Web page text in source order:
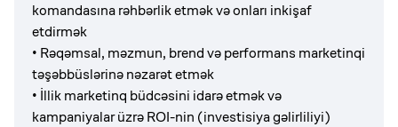
komandasına rəhbərlik etmək və onları inkişaf
etdirmək
• Rəqəmsal, məzmun, brend və performans marketinqi
təşəbbüslərinə nəzarət etmək
• İllik marketinq büdcəsini idarə etmək və
kampaniyalar üzrə ROI-nin (investisiya gəlirliliyi)